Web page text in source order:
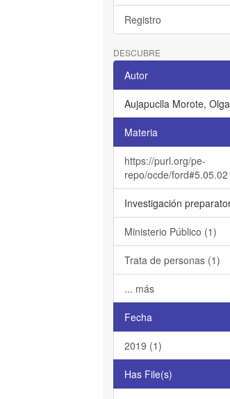
Registro
DESCUBRE
Autor
Aujapuclla Morote,
Materia
https://purl.org/pe-
repo/ocde/
Investigación
Ministerio Público (1)
Trata de personas (1)
... más
Fecha
2019 (1)
Has File(s)